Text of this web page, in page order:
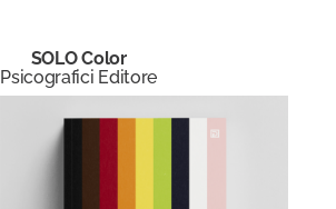
SOLO Color
Psicografici Editore